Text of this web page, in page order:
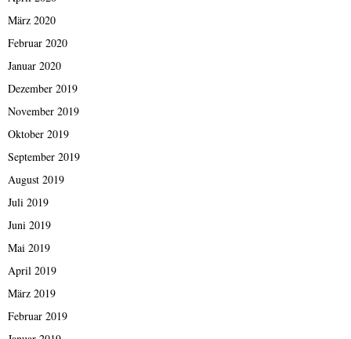
März 2020
Februar 2020
Januar 2020
Dezember 2019
November 2019
Oktober 2019
September 2019
August 2019
Juli 2019
Juni 2019
Mai 2019
April 2019
März 2019
Februar 2019